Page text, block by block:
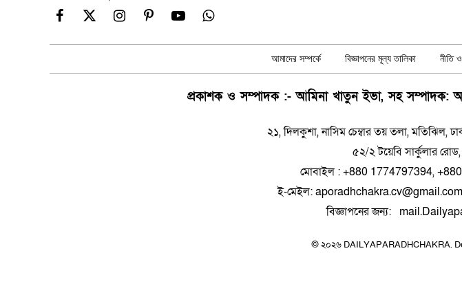
Facebook
X
InstagramPinterestYouTubeWhatsApp
আমাদের সম্পর্কে বিজ্ঞাপনের মূল্য তালিকা নীতি
প্রকাশক ও সম্পাদক :- আমিনা খাতুন ইভা, সহ সম্পাদক:
২১, দিলকুশা, নাসিম চেম্বার তয় তলা, মতিঝিল,
৫২/২ টয়েবি সার্কুলার রোড,
মোবাইল : +880 1774797394,
ই-মেইল:
বিজ্ঞাপনের জন্য:
© ২০২৬ DAILYAPARADHCHAKRA.